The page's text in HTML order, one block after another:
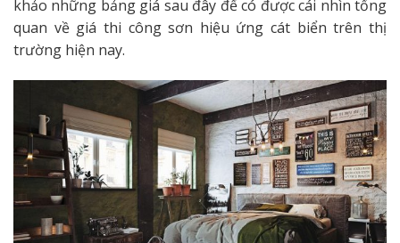
khảo những bảng giá sau đây để có được cái nhìn tổng
quan về giá thi công sơn hiệu ứng cát biển trên thị
trường hiện nay.